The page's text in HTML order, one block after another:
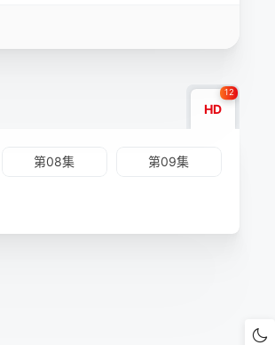
HD
12
第08集 第09集